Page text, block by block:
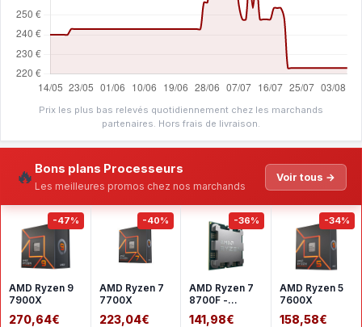
Prix les plus bas relevés quotidiennement chez les marchands
partenaires. Hors frais de livraison.
🔥 Bons plans Processeurs
Les meilleures promos chez nos marchands
Voir tous →
-47%
AMD Ryzen 9
7900X
270,64€
-40%
AMD Ryzen 7
7700X
223,04€
-36%
AMD Ryzen 7
8700F -
Version tray
141,98€
-34%
AMD Ryzen 5
7600X
158,58€